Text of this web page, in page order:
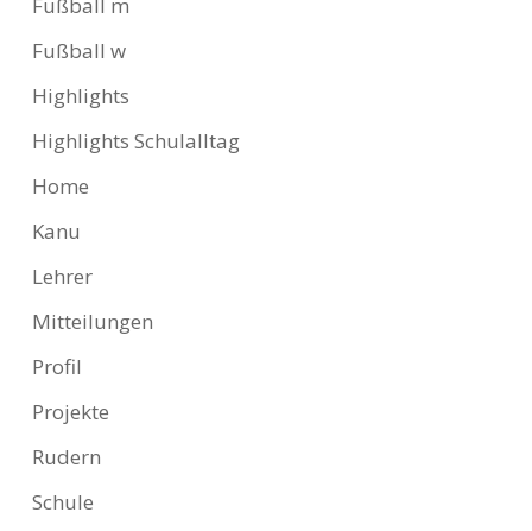
Fußball w
Highlights
Highlights Schulalltag
Home
Kanu
Lehrer
Mitteilungen
Profil
Projekte
Rudern
Schule